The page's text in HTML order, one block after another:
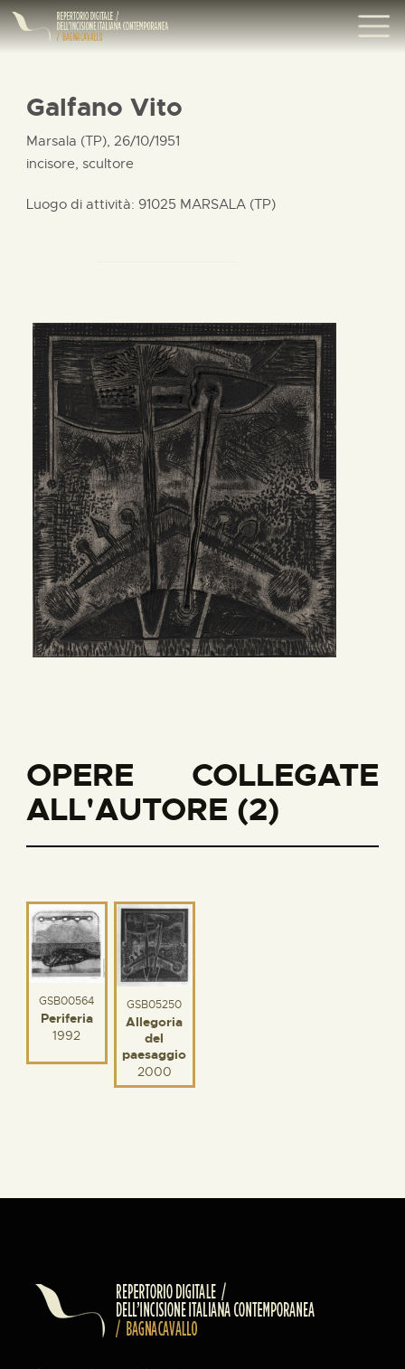
Galfano Vito
Marsala (TP), 26/10/1951
incisore, scultore
Luogo di attività: 91025 MARSALA (TP)
OPERE COLLEGATE
ALL'AUTORE (2)
GSB00564
Periferia
1992
GSB05250
Allegoria
del
paesaggio
2000